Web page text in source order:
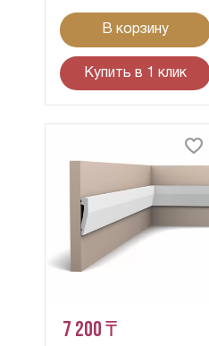
В корзину
Купить в 1 клик
7 200 ₸